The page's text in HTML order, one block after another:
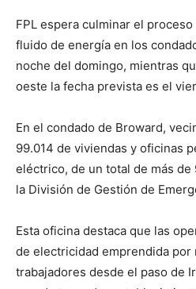
FPL espera culminar el
fluido de energía en los
noche del domingo, mientras
oeste la fecha prevista es el
En el condado de Broward,
99.014 de viviendas y oficinas
eléctrico, de un total de más
la División de Gestión de
Esta oficina destaca que las
de electricidad emprendida por
trabajadores desde el paso de